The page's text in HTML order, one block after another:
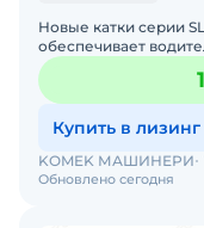
Новые катки серии
обеспечивает
пространство для
Купить в лизинг
Обновлено сегодня
KOMEK МАШИНЕРИ